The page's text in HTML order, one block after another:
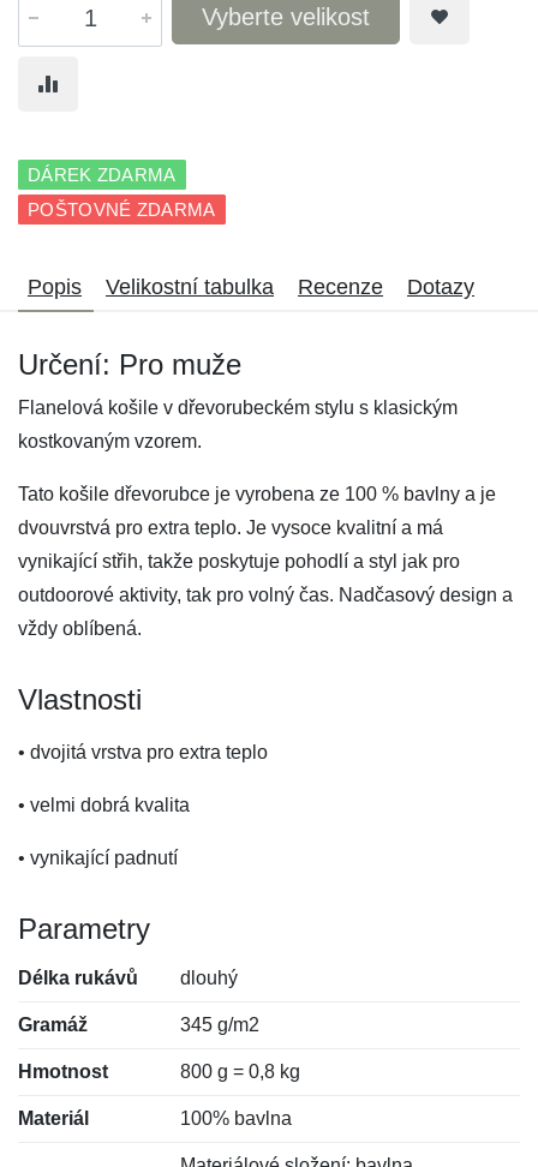
Vyberte velikost
DÁREK ZDARMA
POŠTOVNÉ ZDARMA
Popis Velikostní tabulka Recenze Dotazy
Určení: Pro muže
Flanelová košile v dřevorubeckém stylu s klasickým
kostkovaným vzorem.
Tato košile dřevorubce je vyrobena ze 100 % bavlny a je
dvouvrstvá pro extra teplo. Je vysoce kvalitní a má
vynikající střih, takže poskytuje pohodlí a styl jak pro
outdoorové aktivity, tak pro volný čas. Nadčasový design a
vždy oblíbená.
Vlastnosti
• dvojitá vrstva pro extra teplo
• velmi dobrá kvalita
• vynikající padnutí
Parametry
Délka rukávů dlouhý
Gramáž 345 g/m2
Hmotnost 800 g = 0,8 kg
Materiál 100% bavlna